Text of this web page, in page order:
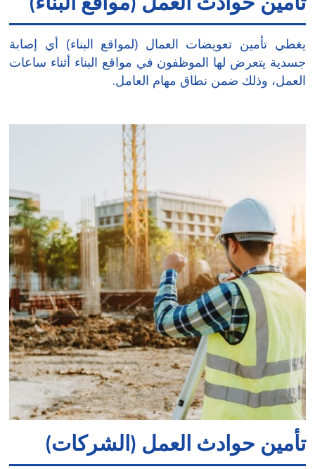
يغطي تأمين تعويضات العمال (لمواقع البناء) أي إصابة
جسدية يتعرض لها الموظفون في مواقع البناء أثناء ساعات
العمل، وذلك ضمن نطاق مهام العامل.
تأمين حوادث العمل (الشركات)